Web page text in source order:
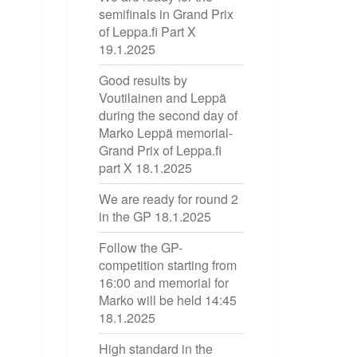
semifinals in Grand Prix
of Leppa.fi Part X
19.1.2025
Good results by
Voutilainen and Leppä
during the second day of
Marko Leppä memorial-
Grand Prix of Leppa.fi
part X 18.1.2025
We are ready for round 2
in the GP 18.1.2025
Follow the GP-
competition starting from
16:00 and memorial for
Marko will be held 14:45
18.1.2025
High standard in the